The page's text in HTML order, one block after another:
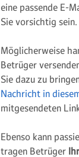
eine passende E-
Sie vorsichtig sein.
Möglicherweise
Betrüger
Sie dazu zu
Nachricht in
mitgesendeten
Ebenso kann
tragen Betrüger